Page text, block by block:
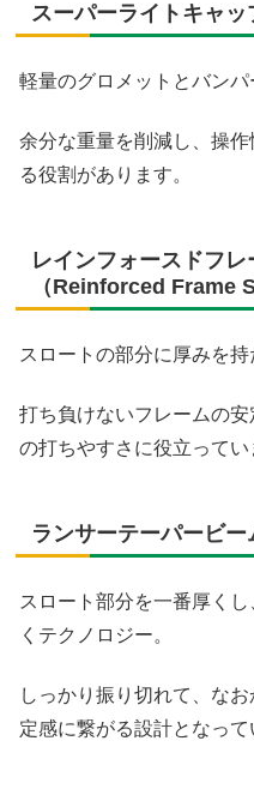
スーパーライトキャ
軽量のグロメットとバンパ
余分な重量を削減し、操
る役割があります。
レインフォースドフ
（Reinforced Frame
スロートの部分に厚みを持
打ち負けないフレームの
の打ちやすさに役立ってい
ランサーテーパービー
スロート部分を一番厚く
くテクノロジー。
しっかり振り切れて、な
定感に繋がる設計となって